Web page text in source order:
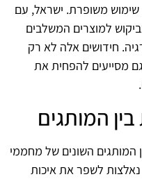
שימוש משופרת. ישראל, עם
למוצרים המשלבים
חידושים אלה לא רק
מסייעים להפחית את
המותגים
המותגים השונים של מחממי
לשפר את איכות